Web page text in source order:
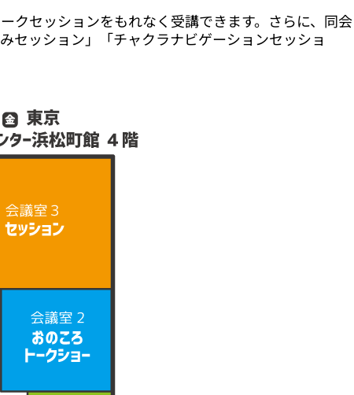
クセッションをもれなく受講できます。さらに、同会
セッション」「チャクラナビゲーションセッショ